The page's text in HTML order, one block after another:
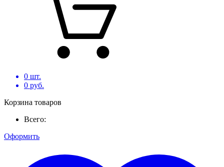
0 шт.
0 руб.
Корзина товаров
Всего:
Оформить